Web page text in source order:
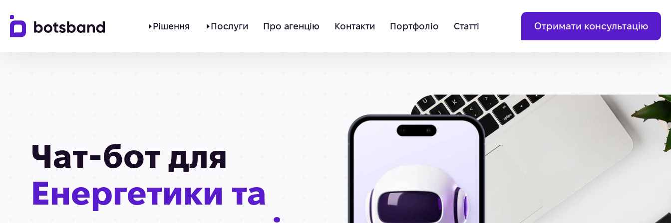
Рішення Послуги Про агенцію Контакти Портфоліо Статті Отримати консультацію
Чат-бот для
Енергетики та